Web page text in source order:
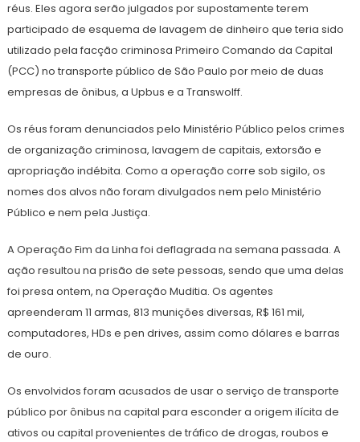
réus. Eles agora serão julgados por supostamente terem
participado de esquema de lavagem de dinheiro que teria sido
utilizado pela facção criminosa Primeiro Comando da Capital
(PCC) no transporte público de São Paulo por meio de duas
empresas de ônibus, a Upbus e a Transwolff.
Os réus foram denunciados pelo Ministério Público pelos crimes
de organização criminosa, lavagem de capitais, extorsão e
apropriação indébita. Como a operação corre sob sigilo, os
nomes dos alvos não foram divulgados nem pelo Ministério
Público e nem pela Justiça.
A Operação Fim da Linha foi deflagrada na semana passada. A
ação resultou na prisão de sete pessoas, sendo que uma delas
foi presa ontem, na Operação Muditia. Os agentes
apreenderam 11 armas, 813 munições diversas, R$ 161 mil,
computadores, HDs e pen drives, assim como dólares e barras
de ouro.
Os envolvidos foram acusados de usar o serviço de transporte
público por ônibus na capital para esconder a origem ilícita de
ativos ou capital provenientes de tráfico de drogas, roubos e